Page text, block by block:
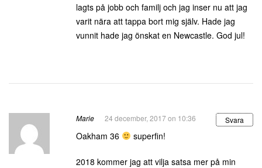
lagts på jobb och familj och jag inser nu att jag
varit nära att tappa bort mig själv. Hade jag
vunnit hade jag önskat en Newcastle. God jul!
Marie 24 december, 2017 on 10:36 Svara
Oakham 36 superfin!
2018 kommer jag att vilja satsa mer på min